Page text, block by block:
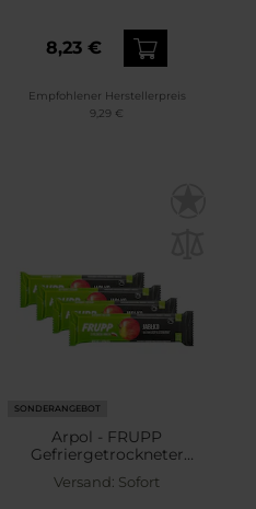
8,23 €
Empfohlener Herstellerpreis
9,29 €
SONDERANGEBOT
Arpol - FRUPP
Gefriergetrockneter
Riegel - Apfel 10 g - 4 Stk.
Versand: Sofort